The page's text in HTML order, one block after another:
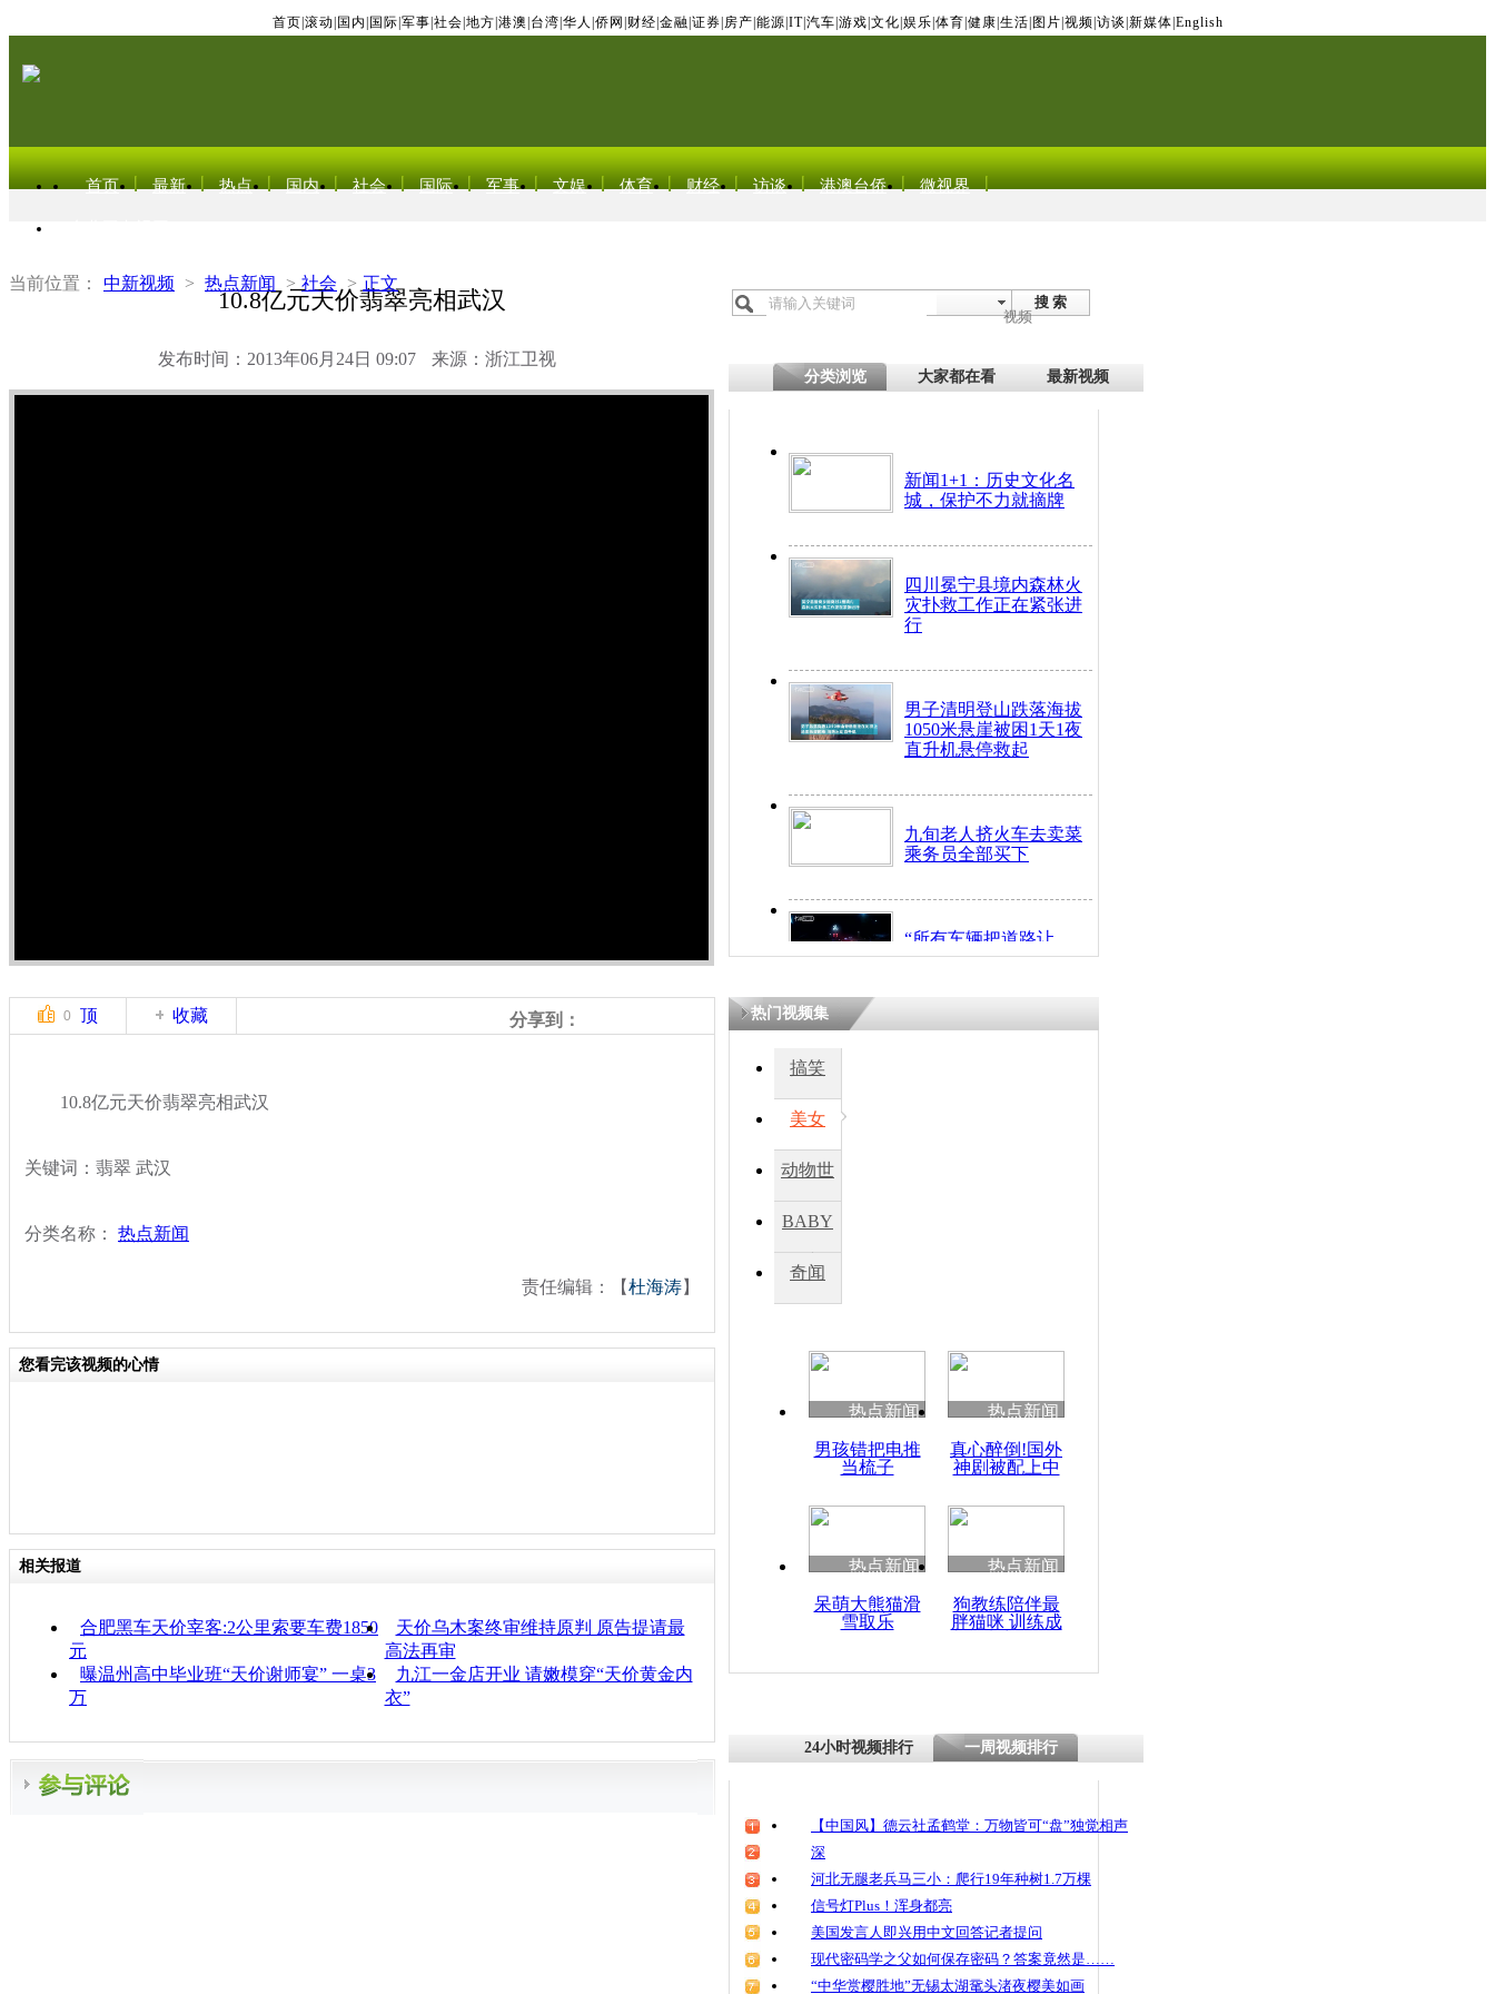
首页 滚动 国内 国际 军事 社会 地方 港澳 台湾 华人 侨网 财经 金融 证券 房产 能源 IT| 汽车 游戏 文化 娱乐 体育 健康 生活 图片 视频 访谈 新媒体 English
首页 最新 热点 国内 社会 国际 军事 文娱 体育 财经 访谈 港澳台侨 微视界
当前位置： 中新视频 > 热点新闻 > 社会 > 正文
10.8亿元天价翡翠亮相武汉
发布时间：2013年06月24日 09:07 来源：浙江卫视
搜 索
视频
分类浏览 大家都在看 最新视频
新闻1+1：历史文化名
城，保护不力就摘牌
四川冕宁县境内森林火
灾扑救工作正在紧张进
行
男子清明登山跌落海拔
1050米悬崖被困1天1夜
直升机悬停救起
九旬老人挤火车去卖菜
乘务员全部买下
“所有车辆把道路让
开！”儿童突发疾病交
四川兴文苗乡上万人欢
度苗族花山节
清明祭英烈 哀思悼忠
10.8亿元天价翡翠亮相
0 顶 收藏 分享到：
10.8亿元天价翡翠亮相武汉
关键词：翡翠 武汉
分类名称： 热点新闻
责任编辑：【杜海涛】
您看完该视频的心情
相关报道
合肥黑车天价宰客:2公里索要车费1850
元
天价乌木案终审维持原判 原告提请最
高法再审
曝温州高中毕业班“天价谢师宴” 一桌3
万
九江一金店开业 请嫩模穿“天价黄金内
衣”
热门视频集
搞笑
美女
动物世
BABY
秀
奇闻
热点新闻
男孩错把电推
当梳子
热点新闻
真心醉倒!国外
神剧被配上中
热点新闻
呆萌大熊猫滑
雪取乐
热点新闻
狗教练陪伴最
胖猫咪 训练成
24小时视频排行 一周视频排行
【中国风】德云社孟鹤堂：万物皆可“盘”独觉相声
深
河北无腿老兵马三小：爬行19年种树1.7万棵
信号灯Plus！浑身都亮
美国发言人即兴用中文回答记者提问
现代密码学之父如何保存密码？答案竟然是……
“中华赏樱胜地”无锡太湖鼋头渚夜樱美如画